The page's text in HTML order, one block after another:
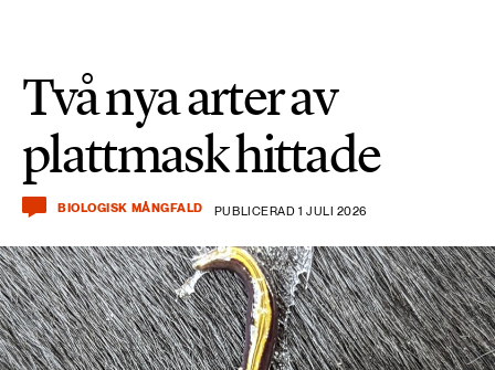
Två nya arter av
plattmask hittade
BIOLOGISK MÅNGFALD PUBLICERAD 1 JULI 2026